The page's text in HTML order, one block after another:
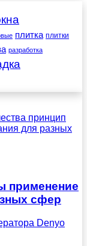
плитка плитки
разработка
принцип
для разных
применение
сфер
Denyo